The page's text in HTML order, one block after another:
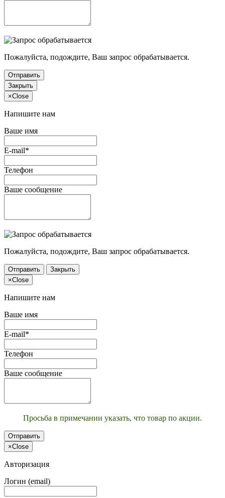
Пожалуйста, подождите, Ваш запрос обрабатывается.
Отправить
Закрыть
×Close
Напишите нам
Ваше имя
E-mail*
Телефон
Ваше сообщение
Пожалуйста, подождите, Ваш запрос обрабатывается.
Отправить
Закрыть
×Close
Напишите нам
Ваше имя
E-mail*
Телефон
Ваше сообщение
Просьба в примечании указать, что товар по акции.
Отправить
×Close
Авторизация
Логин (email)